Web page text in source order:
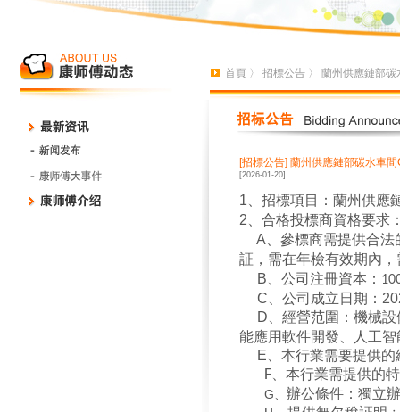
首頁 〉 招標公告 〉 蘭州供應鏈部
[招標公告] 蘭州供應鏈部碳水車
[2026-01-20]
1 、招標項目： 蘭州供應
2 、合格投標商資格要求
A、參標商需提供合
証，需在年檢有效期內
B、公司注冊資本：
C、公司成立日期：
D、經營范圍
：機械
能應用軟件開發、人工
E、 本行業需要提供
F、本行業需提供的
G、 辦公條件：獨立